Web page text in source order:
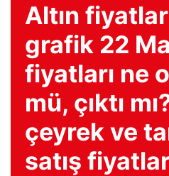
Altın
grafik 22
fiyatları ne
mü, çıktı
çeyrek ve
satış